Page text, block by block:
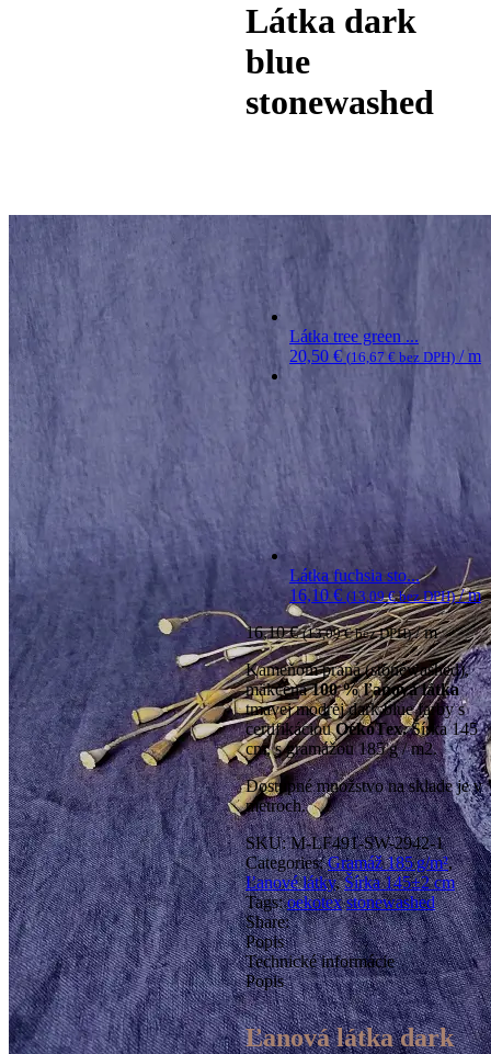
Látka dark
blue
stonewashed
Látka tree green ...
20,50 € (16,67 € bez DPH) / m
Látka fuchsia sto...
16,10 € (13,09€bez DPH) / m
16,10€ (13,09€bez DPH) / m
Kameňom praná (stonewashed),
mäkčená100 % ľanová látka
tmavej modrej dark blue farby s
certifikáciouOekoTex.Šírka 145
cm, s gramážou 185 g / m2.
Dostupné množstvo na sklade je v
metroch.
SKU:M-LF491-SW-2942-1
Categories:Gramáž 185 g/m²,
Ľanové látky,Šírka 145±2 cm
Tags:oekotex stonewashed
Share:
Popis
Technické informácie
Popis
Ľanová látka dark